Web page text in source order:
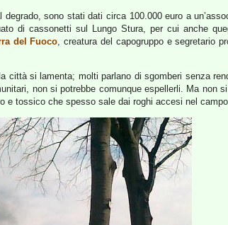
sono stati dati circa 100.000 euro a
di cassonetti sul Lungo Stura, per cui anche
del Fuoco, creatura del capogruppo e segretario
si lamenta; molti parlano di sgomberi senza
non si potrebbe comunque espellerli. Ma non
e tossico che spesso sale dai roghi accesi nel